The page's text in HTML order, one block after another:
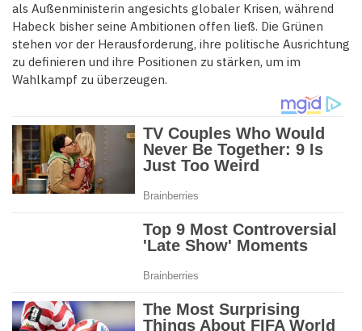
als Außenministerin angesichts globaler Krisen, während
Habeck bisher seine Ambitionen offen ließ. Die Grünen
stehen vor der Herausforderung, ihre politische Ausrichtung
zu definieren und ihre Positionen zu stärken, um im
Wahlkampf zu überzeugen.